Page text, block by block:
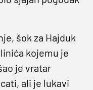
šok za Hajduk
kojemu je
je vratar
ali je lukavi